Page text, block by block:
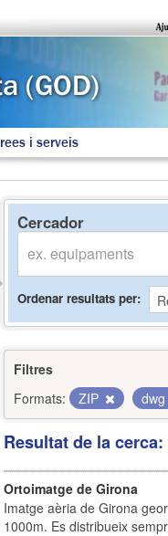
i serveis
Cercador
Ordenar resultats per
Filtres
Formats:
ZIP dwg
Resultat de la
Ortoimatge de Girona
Imatge aèria de Girona
1000m. Es distribueix